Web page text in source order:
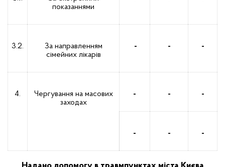
показаннями
3.2.
За направленням
сімейних лікарів
- - -
4.
Чергування на масових
заходах
- - -
- - -